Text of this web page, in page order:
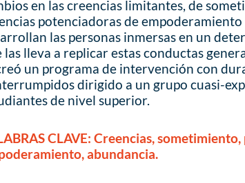
en las creencias limitantes, de
potenciadoras de
las personas inmersas en un
las lleva a replicar estas conductas
un programa de intervención con
dirigido a un grupo cuasi-
de nivel superior.
CLAVE: Creencias, sometimiento,
abundancia.